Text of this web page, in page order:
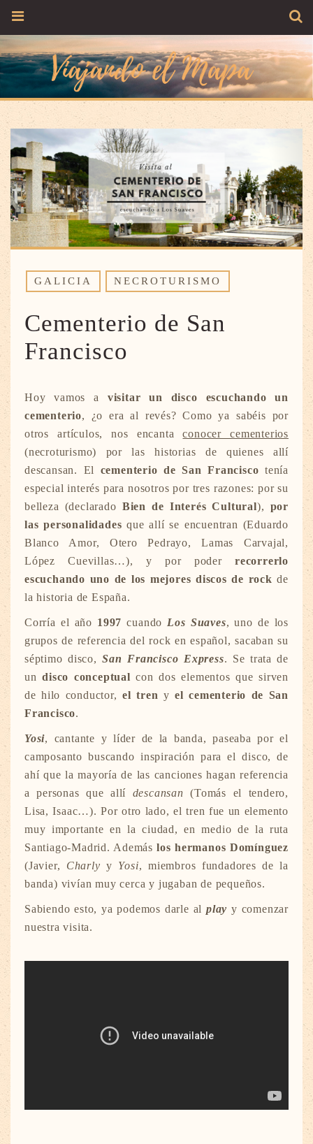
GALICIA NECROTURISMO
Cementerio de San
Francisco
Hoy vamos a
visitar un disco escuchando un
cementerio, ¿o era al revés? Como ya sabéis por
otros artículos, nos encantaconocer cementerios
(necroturismo) por las historias de quienes allí
descansan. El cementerio de San Francisco tenía
especial interés para nosotros por tres razones: por su
belleza (declarado Bien de Interés Cultural), por
las personalidades que allí se encuentran (Eduardo
Blanco Amor, Otero Pedrayo, Lamas Carvajal,
López Cuevillas…), y por poder recorrerlo
escuchando uno de los mejores discos de rock de
la historia de España.
Corría el año 1997 cuando Los Suaves, uno de los
grupos de referencia del rock en español, sacaban su
séptimo disco,San Francisco Express. Se trata de
undisco conceptual con dos elementos que sirven
de hilo conductor,el tren yel cementerio de San
Francisco.
Yosi, cantante y líder de la banda, paseaba por el
camposanto buscando inspiración para el disco, de
ahí que la mayoría de las canciones hagan referencia
a personas que allí descansan (Tomás el tendero,
Lisa, Isaac…). Por otro lado, el tren fue un elemento
muy importante en la ciudad, en medio de la ruta
Santiago-Madrid. Ademáslos hermanos Domínguez
(Javier, Charly y Yosi, miembros fundadores de la
banda) vivían muy cerca y jugaban de pequeños.
Sabiendo esto, ya podemos darle al play y comenzar
nuestra visita.